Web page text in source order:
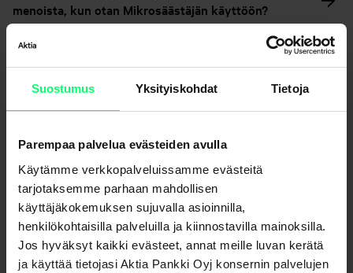
Suostumus Yksityiskohdat Tietoja
Parempaa palvelua evästeiden avulla
Käytämme verkkopalveluissamme evästeitä
tarjotaksemme parhaan mahdollisen
käyttäjäkokemuksen sujuvalla asioinnilla,
henkilökohtaisilla palveluilla ja kiinnostavilla mainoksilla.
Jos hyväksyt kaikki evästeet, annat meille luvan kerätä
ja käyttää tietojasi Aktia Pankki Oyj konsernin palvelujen
menoista, kun otan Mikrosäästäjän käyttöön?
Mistä korttiostoista ei kerry mikrosäästöjä?
Kuinka pitkään Mikrosäästäjä-sopimus on voimassa?